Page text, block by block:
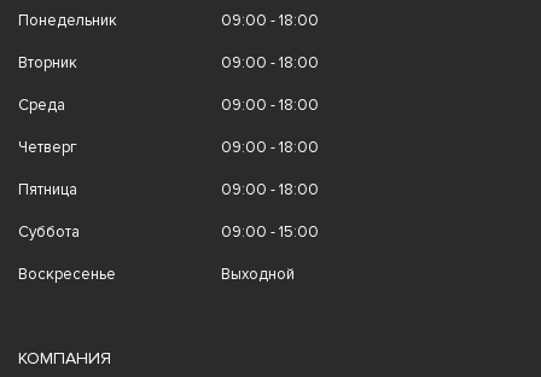
Понедельник 09:00 - 18:00
Вторник 09:00 - 18:00
Среда 09:00 - 18:00
Четверг 09:00 - 18:00
Пятница 09:00 - 18:00
Суббота 09:00 - 15:00
Воскресенье Выходной
КОМПАНИЯ